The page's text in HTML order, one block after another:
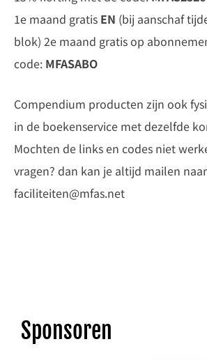
1e maand gratis EN (bij aanschaf
blok) 2e maand gratis op
code: MFASABO
Compendium producten zijn ook
in de boekenservice met dezelfde
Mochten de links en codes niet
vragen? dan kan je altijd mailen naar
faciliteiten@mfas.net
Sponsoren